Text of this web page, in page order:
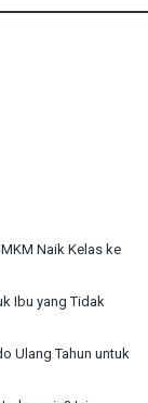
Naik Kelas ke
Ibu yang Tidak
Ulang Tahun untuk